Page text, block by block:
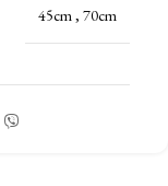
45cm, 70cm